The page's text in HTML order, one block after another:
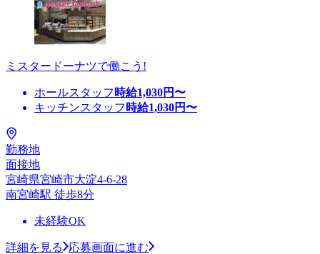
ミスタードーナツで働こう!
ホールスタッフ 時給1,030円〜
キッチンスタッフ 時給1,030円〜
勤務地
面接地
宮崎県宮崎市大淀4-6-28
南宮崎駅 徒歩8分
未経験OK
詳細を見る 応募画面に進む